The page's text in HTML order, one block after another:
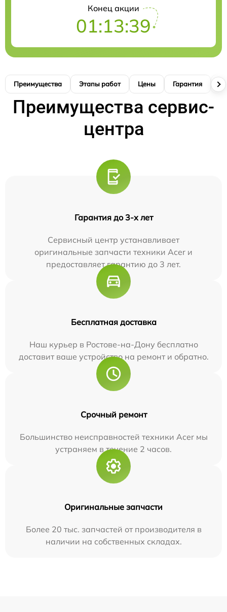
Конец акции
01:13:38
Преимущества Этапы работ Цены Гарантия
Преимущества сервис-
центра
Гарантия до 3-х лет
Сервисный центр устанавливает
оригинальные запчасти техники Acer и
предоставляет гарантию до 3 лет.
Бесплатная доставка
Наш курьер в Ростове-на-Дону бесплатно
доставит ваше устройство на ремонт и обратно.
Срочный ремонт
Большинство неисправностей техники Acer мы
устраняем в течение 2 часов.
Оригинальные запчасти
Более 20 тыс. запчастей от производителя в
наличии на собственных складах.